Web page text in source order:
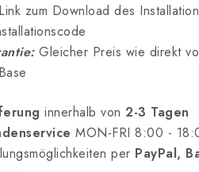
zum Download des
Gleicher Preis wie direkt
innerhalb von 2-3 Tagen
MON-FRI 8:00 -
per PayPal,